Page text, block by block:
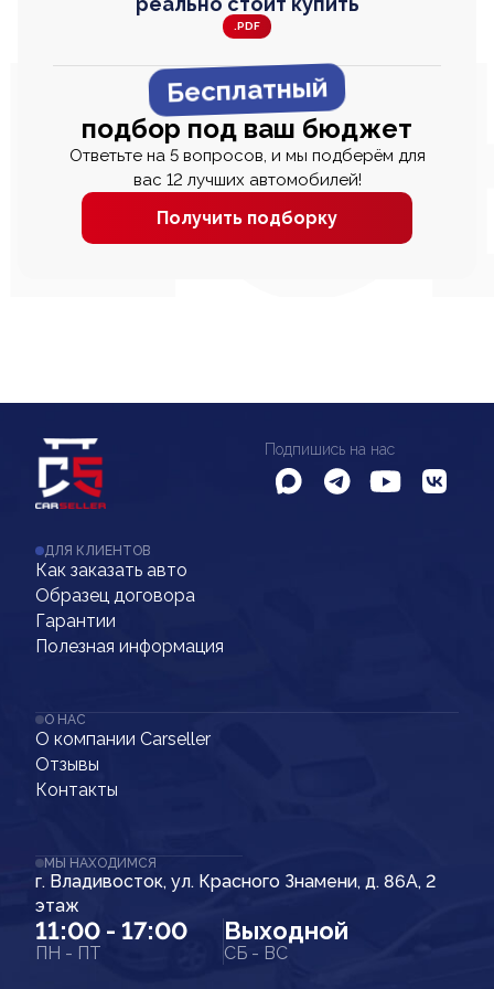
.PDF
Бесплатный
подбор под ваш бюджет
Ответьте на 5 вопросов, и мы подберём для
вас 12 лучших автомобилей!
Получить подборку
Подпишись на нас
ДЛЯ КЛИЕНТОВ
Как заказать авто
Образец договора
Гарантии
Полезная информация
О НАС
О компании Carseller
Отзывы
Контакты
МЫ НАХОДИМСЯ
г. Владивосток, ул. Красного Знамени, д. 86А, 2
этаж
11:00 - 17:00
ПН - ПТ
Выходной
СБ - ВС